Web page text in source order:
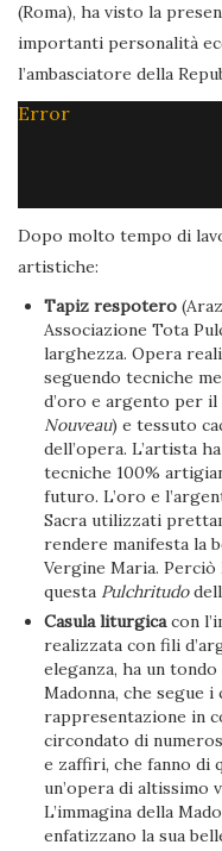
(Roma), ha visto la
importanti personalità
l’ambasciatore della
Error
Dopo molto tempo di
artistiche:
Tapiz respotero
Associazione Tota
larghezza. Opera
seguendo tecniche
d’oro e argento per
Nouveau) e tessuto
dell’opera. L’artista
tecniche 100%
futuro. L’oro e
Sacra utilizzati
rendere manifesta la
Vergine Maria.
questa Pulchritudo
Casula liturgicacon
realizzata con fili
eleganza, ha un
Madonna, che segue
rappresentazione in
circondato di
e zaffiri, che fanno di
un’opera di altissimo
L’immagina della
enfatizzano la sua